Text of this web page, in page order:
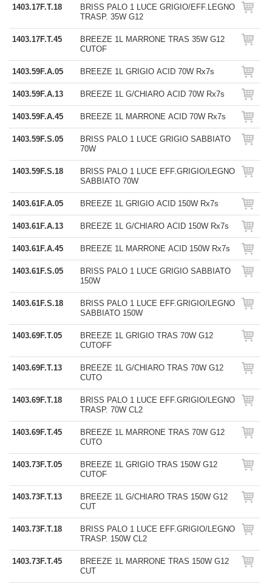
1403.17F.T.18
BRISS PALO 1 LUCE GRIGIO/EFF.LEGNO
TRASP. 35W G12
1403.17F.T.45
BREEZE 1L MARRONE TRAS 35W G12
CUTOF
1403.59F.A.05 BREEZE 1L GRIGIO ACID 70W Rx7s
1403.59F.A.13 BREEZE 1L G/CHIARO ACID 70W Rx7s
1403.59F.A.45 BREEZE 1L MARRONE ACID 70W Rx7s
1403.59F.S.05
BRISS PALO 1 LUCE GRIGIO SABBIATO
70W
1403.59F.S.18
BRISS PALO 1 LUCE EFF.GRIGIO/LEGNO
SABBIATO 70W
1403.61F.A.05 BREEZE 1L GRIGIO ACID 150W Rx7s
1403.61F.A.13 BREEZE 1L G/CHIARO ACID 150W Rx7s
1403.61F.A.45 BREEZE 1L MARRONE ACID 150W Rx7s
1403.61F.S.05
BRISS PALO 1 LUCE GRIGIO SABBIATO
150W
1403.61F.S.18
BRISS PALO 1 LUCE EFF.GRIGIO/LEGNO
SABBIATO 150W
1403.69F.T.05
BREEZE 1L GRIGIO TRAS 70W G12
CUTOFF
1403.69F.T.13
BREEZE 1L G/CHIARO TRAS 70W G12
CUTO
1403.69F.T.18
BRISS PALO 1 LUCE EFF.GRIGIO/LEGNO
TRASP. 70W CL2
1403.69F.T.45
BREEZE 1L MARRONE TRAS 70W G12
CUTO
1403.73F.T.05
BREEZE 1L GRIGIO TRAS 150W G12
CUTOF
1403.73F.T.13
BREEZE 1L G/CHIARO TRAS 150W G12
CUT
1403.73F.T.18
BRISS PALO 1 LUCE EFF.GRIGIO/LEGNO
TRASP. 150W CL2
1403.73F.T.45
BREEZE 1L MARRONE TRAS 150W G12
CUT